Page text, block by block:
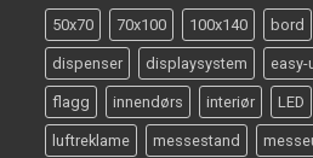
50x70 70x100 100x140 bord
dispenser displaysystem easy-
flagg innendørs interiør LED
luftreklame messestand